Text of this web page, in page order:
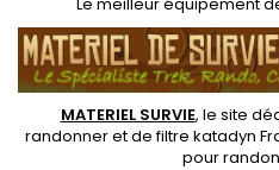
MATERIEL SURVIE, le site
randonneret defiltre katadyn
pour